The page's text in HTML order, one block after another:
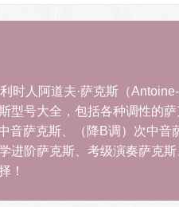
时人阿道夫·萨克斯（
型号大全，包括各种调性的
音萨克斯、（降B调）次中
进阶萨克斯、考级演奏萨克
！